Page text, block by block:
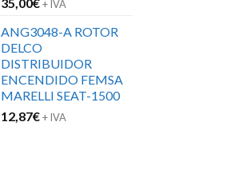
+ IVA
ANG3048-A ROTOR
DELCO
DISTRIBUIDOR
ENCENDIDO FEMSA
MARELLI SEAT-1500
12,87€+ IVA